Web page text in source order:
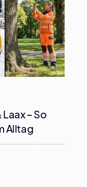
– So
Alltag